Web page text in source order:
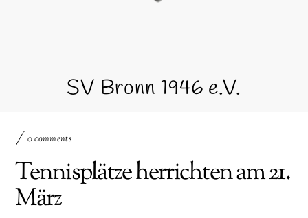
SV Bronn 1946 e.V.
0 comments
Tennisplätze herrichten am 21.
März